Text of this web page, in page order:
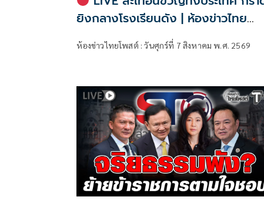
ยิงกลางโรงเรียนดัง | ห้องข่าวไทย
ห้องข่าวไทยโพสต์ : วันศุกร์ที่ 7 สิงหาคม พ.ศ. 2569